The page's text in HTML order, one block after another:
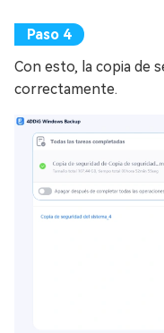
Con esto, la copia de
correctamente.